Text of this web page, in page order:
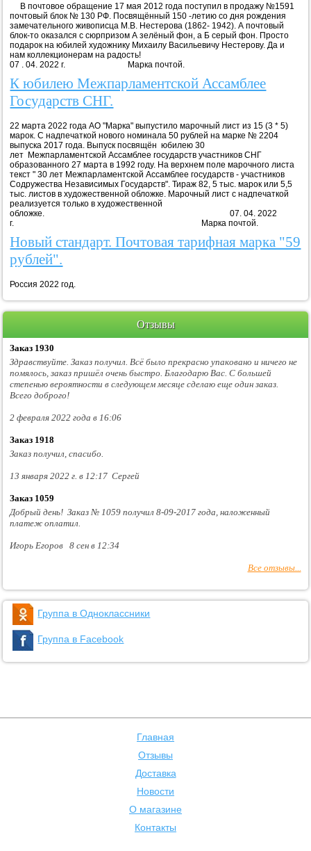
В почтовое обращение 17 мая 2012 года поступил в продажу №1591
почтовый блок № 130 РФ. Посвящённый 150 -летию со дня рождения
замечательного живописца М.В. Нестерова (1862- 1942). А почтовый
блок-то оказался с сюрпризом А зелёный фон, а Б серый фон. Просто
подарок на юбилей художнику Михаилу Васильевичу Нестерову. Да и
нам коллекционерам на радость!
07 . 04. 2022 г. Марка почтой.
К юбилею Межпарламентской Ассамблее
Государств СНГ.
22 марта 2022 года АО "Марка" выпустило марочный лист из 15 (3 * 5)
марок. С надпечаткой нового номинала 50 рублей на марке № 2204
выпуска 2017 года. Выпуск посвящён юбилею 30
лет Межпарламентской Ассамблее государств участников СНГ
образованного 27 марта в 1992 году. На верхнем поле марочного листа
текст " 30 лет Межпарламентской Ассамблее государств - участников
Содружества Независимых Государств". Тираж 82, 5 тыс. марок или 5,5
тыс. листов в художественной обложке. Марочный лист с надпечаткой
реализуется только в художественной
обложке. 07. 04. 2022
г. Марка почтой.
Новый стандарт. Почтовая тарифная марка "59
рублей".
Россия 2022 год.
Отзывы
Заказ 1930
Здравствуйте. Заказ получил. Всё было прекрасно упаковано и ничего не
помялось, заказ пришёл очень быстро. Благодарю Вас. С большей
степенью вероятности в следующем месяце сделаю еще один заказ.
Всего доброго!
2 февраля 2022 года в 16:06
Заказ 1918
Заказ получил, спасибо.
13 января 2022 г. в 12:17 Сергей
Заказ 1059
Добрый день! Заказ № 1059 получил 8-09-2017 года, наложенный
платеж оплатил.
Игорь Егоров 8 сен в 12:34
Все отзывы...
Группа в Одноклассники
Группа в Facebook
Главная
Отзывы
Доставка
Новости
О магазине
Контакты